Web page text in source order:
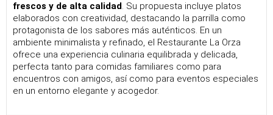
frescos y de alta calidad. Su propuesta incluye platos
elaborados con creatividad, destacando la parrilla como
protagonista de los sabores más auténticos. En un
ambiente minimalista y refinado, el Restaurante La Orza
ofrece una experiencia culinaria equilibrada y delicada,
perfecta tanto para comidas familiares como para
encuentros con amigos, así como para eventos especiales
en un entorno elegante y acogedor.